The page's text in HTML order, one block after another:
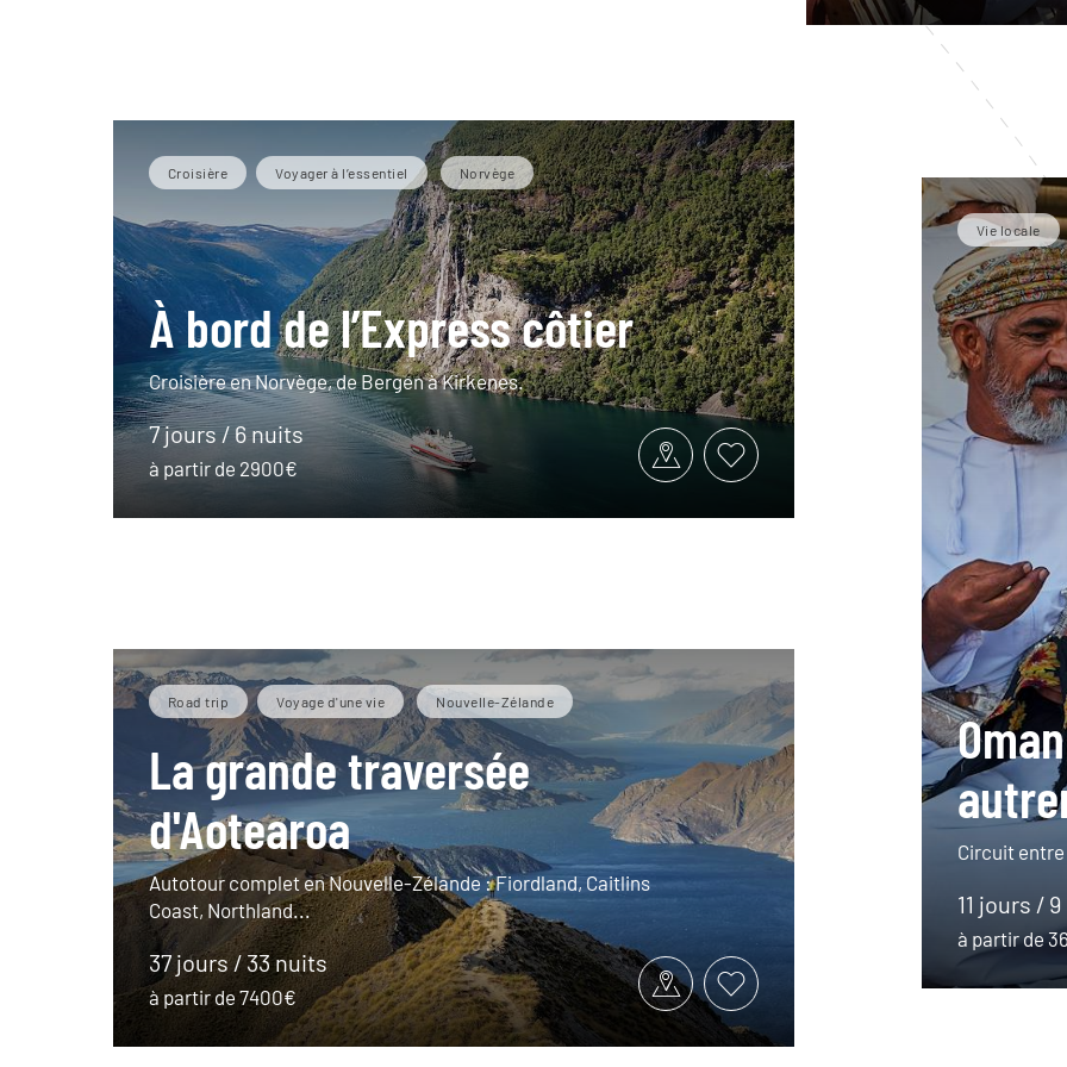
Croisière Voyager à l’essentiel Norvège
À bord de l’Express côtier
Croisière en Norvège, de Bergen à Kirkenes.
7 jours / 6 nuits
à partir de 2900€
Road trip Voyage d'une vie Nouvelle-Zélande
La grande traversée
d'Aotearoa
Autotour complet en Nouvelle-Zélande : Fiordland, Caitlins
Coast, Northland...
37 jours / 33 nuits
à partir de 7400€
Vie locale
Circuit entre
11 jours /
à partir de